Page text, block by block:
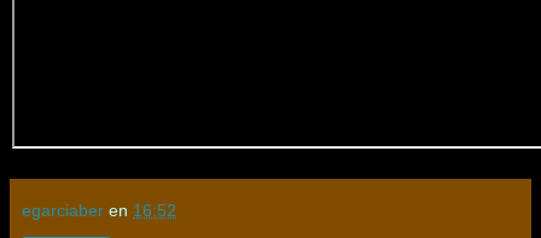
egarciaber en 16:52